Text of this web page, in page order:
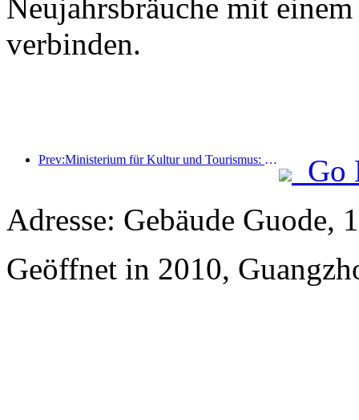
Neujahrsbräuche mit
verbinden.
Prev:Ministerium für Kultur und Tourismus: Start von 22 thematischen Aktivitäten in 7 großen Bereichen
Go
Adresse: Gebäude Guode,
Geöffnet in 2010,